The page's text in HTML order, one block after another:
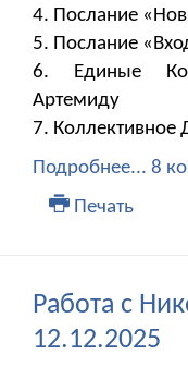
4. Послание
5. Послание
6. Единые
Артемиду
7. Коллективное
Подробнее... 8
Печать
Работа с
12.12.2025